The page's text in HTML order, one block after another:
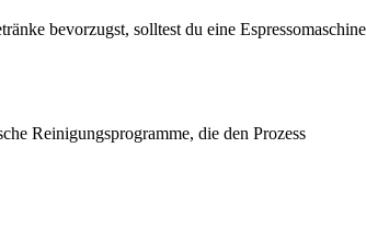
bevorzugst, solltest du eine Espressomaschine
Reinigungsprogramme, die den Prozess